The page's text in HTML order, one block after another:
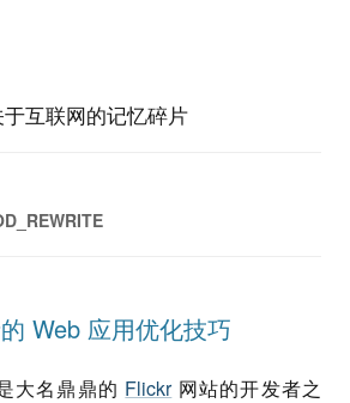
互联网的记忆碎片
Web 应用优化技巧
大名鼎鼎的 Flickr网站的开发者之